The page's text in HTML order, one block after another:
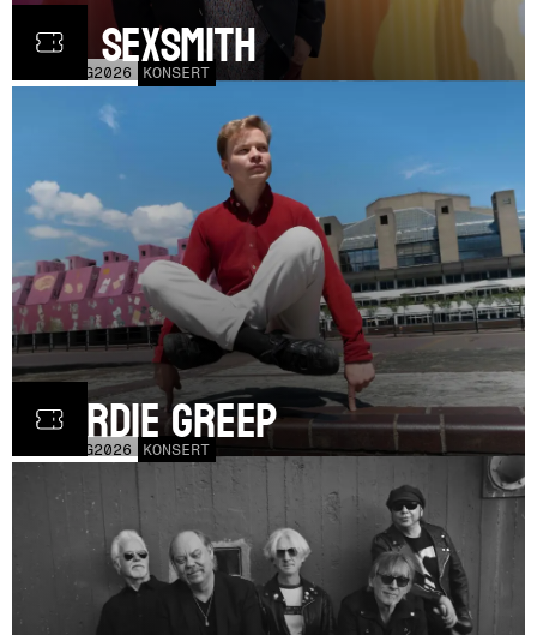
AUG2026 KONSERT
Ron Sexsmith
AUG2026 KONSERT
Geordie Greep